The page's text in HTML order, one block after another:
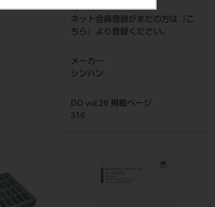
覧ください。
ネット会員登録がまだの方は『
こ
ちら
』より登録ください。
メーカー
シンハン
DO vol.26 掲載ページ
316